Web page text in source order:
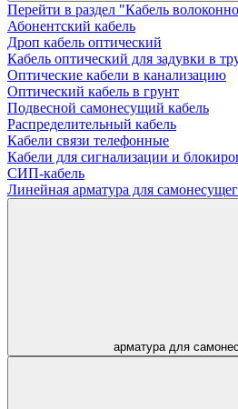
Перейти в раздел "Кабель
Абонентский кабель
Дроп кабель оптический
Кабель оптический для задувки в
Оптические кабели в канализацию
Оптический кабель в грунт
Подвесной самонесущий кабель
Распределительный кабель
Кабели связи телефонные
Кабели для сигнализации и
СИП-кабель
Линейная арматура для
арматура для